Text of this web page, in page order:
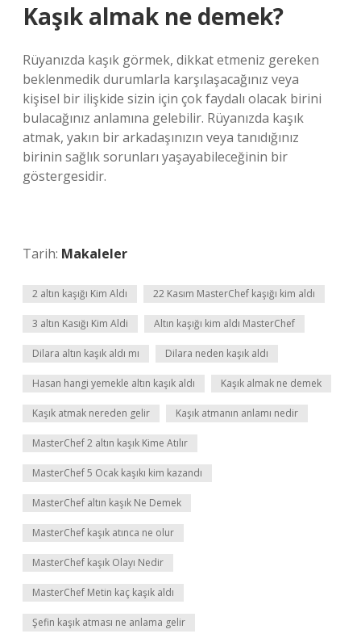
Kaşık almak ne demek?
Rüyanızda kaşık görmek, dikkat etmeniz gereken
beklenmedik durumlarla karşılaşacağınız veya
kişisel bir ilişkide sizin için çok faydalı olacak birini
bulacağınız anlamına gelebilir. Rüyanızda kaşık
atmak, yakın bir arkadaşınızın veya tanıdığınız
birinin sağlık sorunları yaşayabileceğinin bir
göstergesidir.
Tarih: Makaleler
2 altın kaşığı Kim Aldı 22 Kasım MasterChef kaşığı kim aldı
3 altın Kasığı Kim Aldi Altın kaşığı kim aldı MasterChef
Dilara altın kaşık aldı mı Dilara neden kaşık aldı
Hasan hangi yemekle altın kaşık aldı Kaşık almak ne demek
Kaşık atmak nereden gelir Kaşık atmanın anlamı nedir
MasterChef 2 altın kaşık Kime Atılır
MasterChef 5 Ocak kaşıkı kim kazandı
MasterChef altın kaşık Ne Demek
MasterChef kaşık atınca ne olur
MasterChef kaşık Olayı Nedir
MasterChef Metin kaç kaşık aldı
Şefin kaşık atması ne anlama gelir